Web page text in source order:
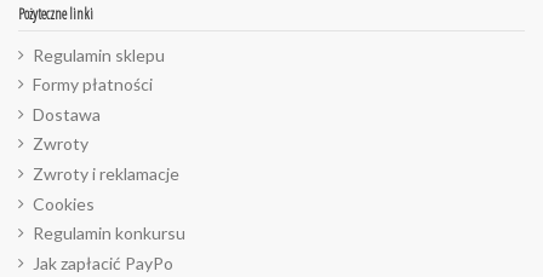
Pożyteczne linki
Regulamin sklepu
Formy płatności
Dostawa
Zwroty
Zwroty i reklamacje
Cookies
Regulamin konkursu
Jak zapłacić PayPo